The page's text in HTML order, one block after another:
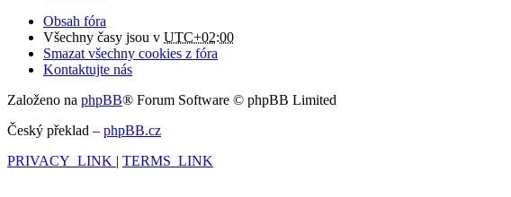
Obsah fóra
Všechny časy jsou v UTC+02:00
Smazat všechny cookies z fóra
Kontaktujte nás
Založeno na phpBB® Forum Software © phpBB Limited
Český překlad – phpBB.cz
PRIVACY_LINK | TERMS_LINK